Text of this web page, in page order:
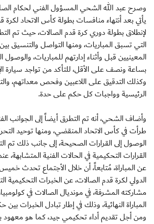
وصرح عبد الله الشحي المسؤول الفني لحكام
يأتي بعد أنتهاء منافسات بطولة كأس الاتحاد لكرة
لإنطلاق بطولة دوري كرة قدم الصالات، حيث تم
التي تسبق المباريات، ومنها التواصل والتنسيق
المعينيين قبل وأثناء إدارتهم للمباريات، والوصول
بساعة ونصف على الأقل، للتأكد من تواجد سيارة
وكذلك التدقيق على اللاعبين وفحص معداتهم،
الرئيسية وواجبات كل حكم على حدة.
وأضاف الشحي، أنه تم التطرق أيضاً إلى الجوانب
طرأت في كأس الاتحاد المنقضي، ومنها توحيد
الوصول إلى القرارات الصحيحة، إلى جانب ذلك تم
القرارات التحكيمية في الحالات الفنية المتشابهة،
عن المباراة، مُتابعاً، أن خلال الأجتماع تحدث
الدولي لكرة قدم الصالات، عن الخبرات التحكيمية
مشاركته المشرفة، في مونديال الصالات في
المباراة النهائية، وذلك في إطار تبادل الخبرات
ومن أجل تقديم أداء تحكيمي جيد، كما هو معهود